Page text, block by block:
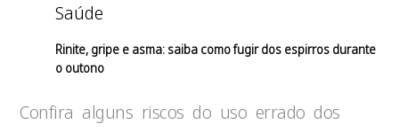
Saúde
Rinite, gripe e asma: saiba como fugir dos espirros durante
o outono
Confira alguns riscos do uso errado dos